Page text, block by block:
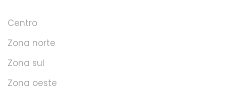
Centro
Zona norte
Zona sul
Zona oeste